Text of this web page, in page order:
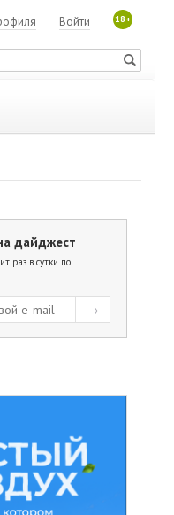
18+
Войти
дайджест
раз в сутки по